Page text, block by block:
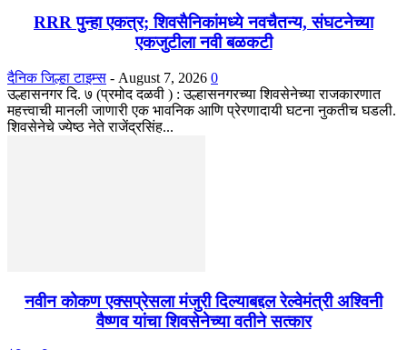
RRR पुन्हा एकत्र; शिवसैनिकांमध्ये नवचैतन्य, संघटनेच्या
एकजुटीला नवी बळकटी
दैनिक जिल्हा टाइम्स - August 7, 2026 0
उल्हासनगर दि. ७ (प्रमोद दळवी ) : उल्हासनगरच्या शिवसेनेच्या राजकारणात
महत्त्वाची मानली जाणारी एक भावनिक आणि प्रेरणादायी घटना नुकतीच घडली.
शिवसेनेचे ज्येष्ठ नेते राजेंद्रसिंह...
नवीन कोकण एक्सप्रेसला मंजुरी दिल्याबद्दल रेल्वेमंत्री अश्विनी
वैष्णव यांचा शिवसेनेच्या वतीने सत्कार